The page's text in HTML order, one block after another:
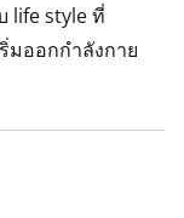
life style ที่
มออกกำลังกาย